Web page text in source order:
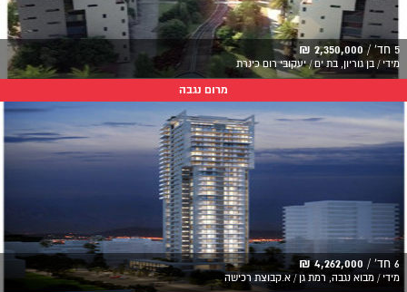
5 חד' / 2,350,000 ₪
מידי / בן גוריון, בת ים / יעקובי רום כינרת
מרום נגבה
6 חד' / 4,262,000 ₪
מידי / מבוא נגבה, רמת גן / א.קבוצת רכישה